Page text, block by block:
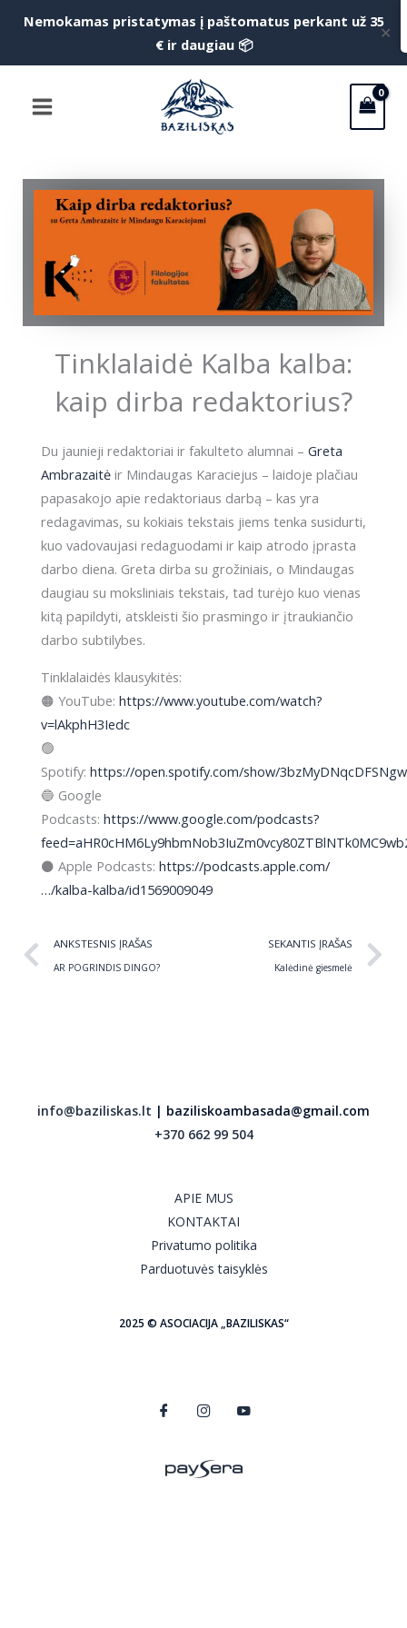
Nemokamas pristatymas į paštomatus perkant už 35
€ ir daugiau 📦
✕
Menu
Tinklalaidė Kalba kalba:
kaip dirba redaktorius?
Du jaunieji redaktoriai ir fakulteto alumnai – Greta
Ambrazaitė ir Mindaugas Karaciejus – laidoje plačiau
papasakojo apie redaktoriaus darbą – kas yra
redagavimas, su kokiais tekstais jiems tenka susidurti,
kuo vadovaujasi redaguodami ir kaip atrodo įprasta
darbo diena. Greta dirba su grožiniais, o Mindaugas
daugiau su moksliniais tekstais, tad turėjo kuo vienas
kitą papildyti, atskleisti šio prasmingo ir įtraukiančio
darbo subtilybes.
Tinklalaidės klausykitės:
🟠 YouTube: https://www.youtube.com/watch?
v=lAkphH3Iedc
🟢
Spotify: https://open.spotify.com/show/
🔵 Google
Podcasts: https://www.google.com/podcasts?
⚫ Apple Podcasts: https://podcasts.apple.com/
…/kalba-kalba/id1569009049
Prev
ANKSTESNIS ĮRAŠAS
AR POGRINDIS DINGO?
SEKANTIS ĮRAŠAS
Kalėdinė giesmelė
info@baziliskas.lt | baziliskoambasada@gmail.com
+370 662 99 504
APIE MUS
KONTAKTAI
Privatumo politika
Parduotuvės taisyklės
2025 © ASOCIACIJA „BAZILISKAS“